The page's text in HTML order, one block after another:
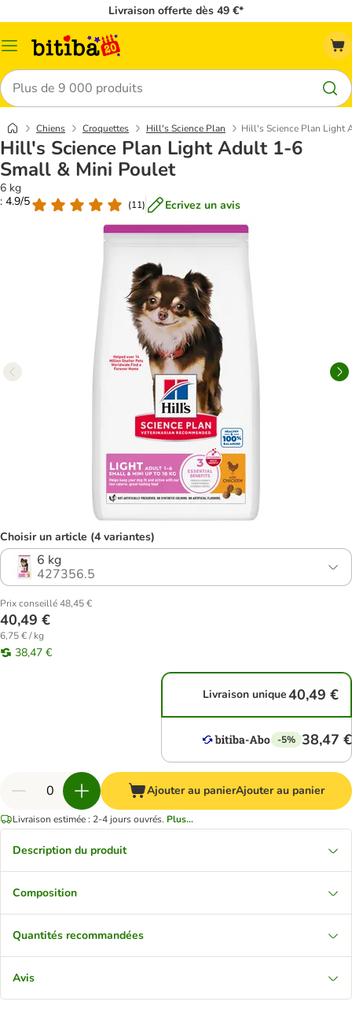
Livraison offerte dès 49 €*
Menu
Rechercher
Chiens Croquettes Hill's Science Plan Hill's Science Plan Light
Hill's Science Plan Light Adult 1-6
Small & Mini Poulet
6 kg
: 4.9/5
(11) Ecrivez un avis
Choisir un article (4 variantes)
6 kg
427356.5
Prix conseillé 48,45 €
40,49 €
6,75 € / kg
38,47 €
Livraison unique40,49 €
-5% 38,47 €
Ajouter au panierAjouter au panier
Livraison estimée : 2-4 jours ouvrés. Plus...
Description du produit
Composition
Quantités recommandées
Avis